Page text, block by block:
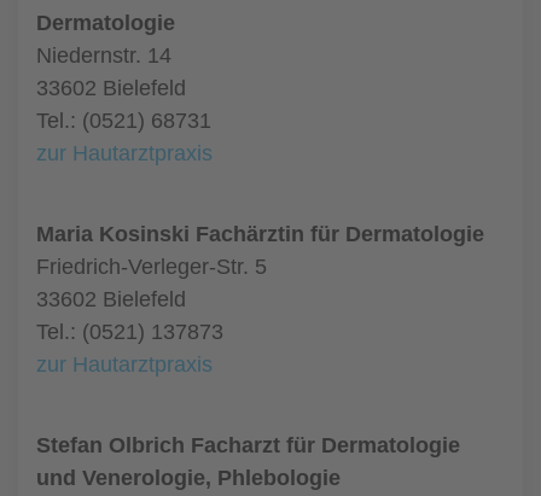
Dermatologie
Niedernstr. 14
33602 Bielefeld
Tel.: (0521) 68731
zur Hautarztpraxis
Maria Kosinski Fachärztin für Dermatologie
Friedrich-Verleger-Str. 5
33602 Bielefeld
Tel.: (0521) 137873
zur Hautarztpraxis
Stefan Olbrich Facharzt für Dermatologie
und Venerologie, Phlebologie